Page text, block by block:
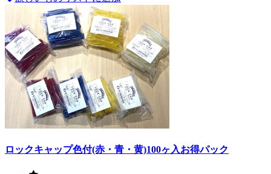
ロックキャップ色付(赤・青・黄)100ヶ入お得パック